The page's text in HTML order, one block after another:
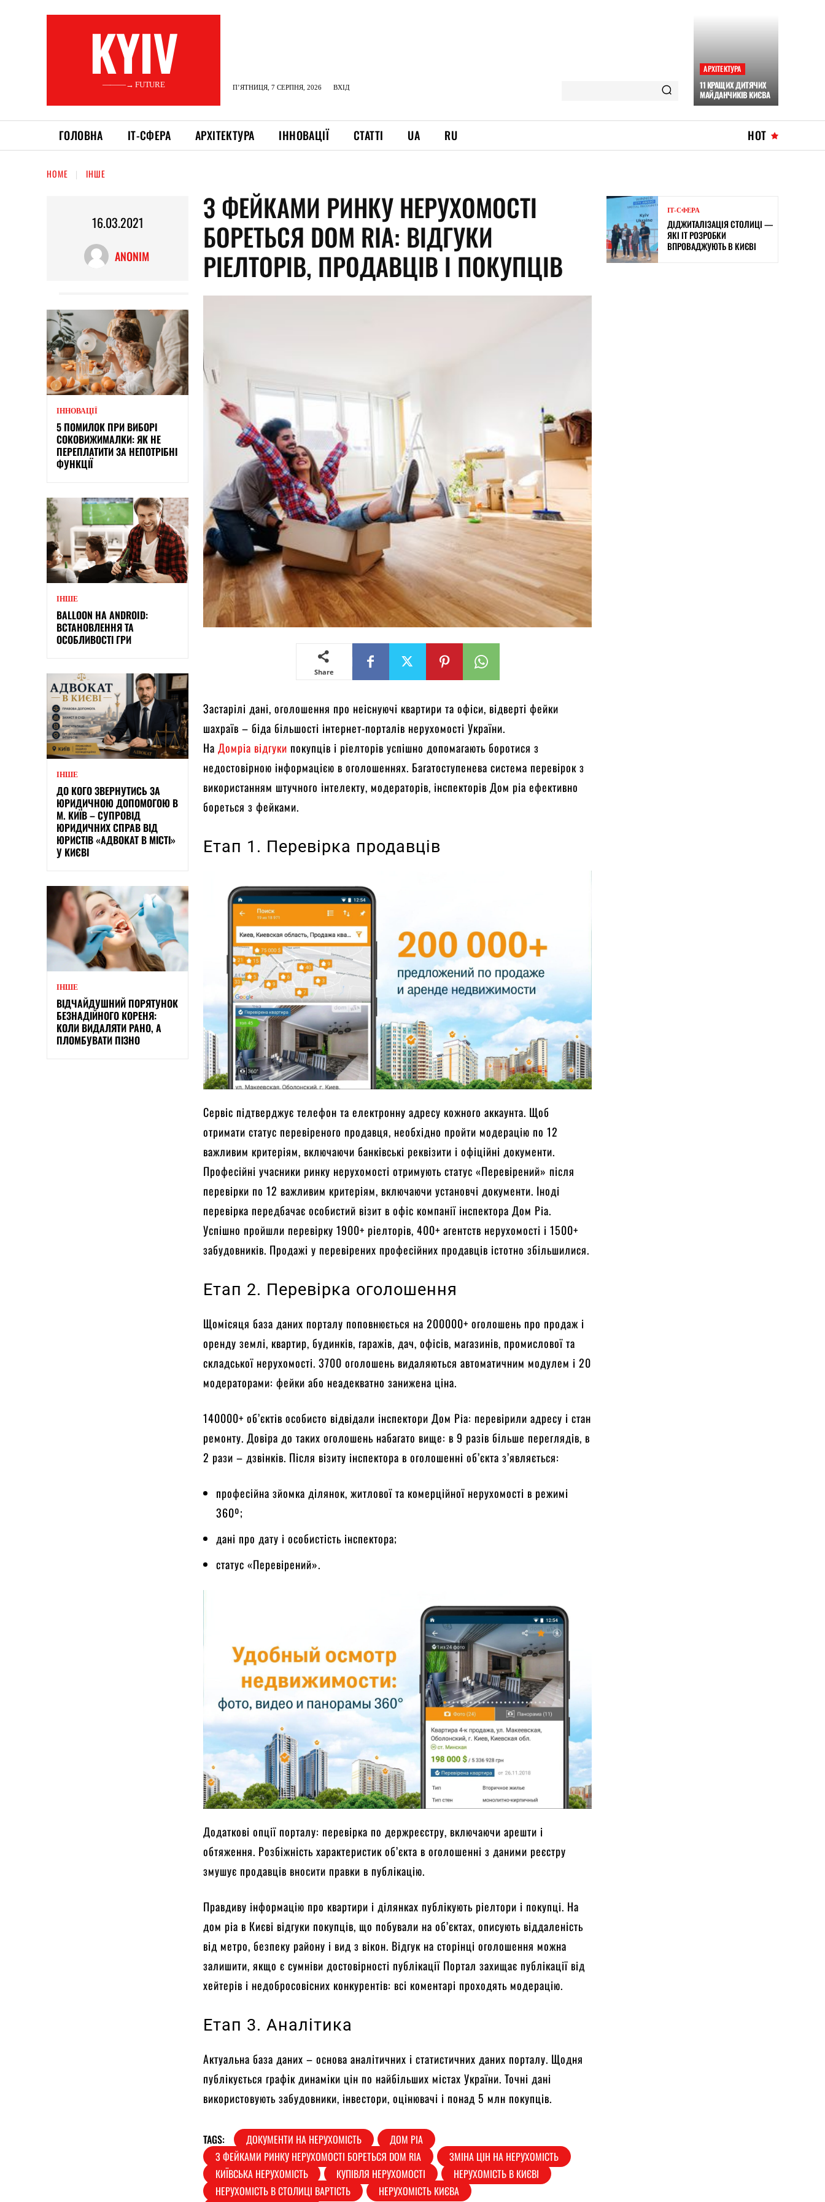
KYIV
———→ FUTURE П’ЯТНИЦЯ, 7 СЕРПНЯ, 2026 ВХІД
АРХІТЕКТУРА
11 КРАЩИХ ДИТЯЧИХ
МАЙДАНЧИКІВ КИЄВА
ГОЛОВНА ІТ-СФЕРА АРХІТЕКТУРА ІННОВАЦІЇ СТАТТІ UA RU HOT
HOME ІНШЕ
16.03.2021
ANONIM
ІННОВАЦІЇ
5 ПОМИЛОК ПРИ ВИБОРІ
СОКОВИЖИМАЛКИ: ЯК НЕ
ПЕРЕПЛАТИТИ ЗА НЕПОТРІБНІ
ФУНКЦІЇ
ІНШЕ
BALLOON НА ANDROID:
ВСТАНОВЛЕННЯ ТА
ОСОБЛИВОСТІ ГРИ
ІНШЕ
ДО КОГО ЗВЕРНУТИСЬ ЗА
ЮРИДИЧНОЮ ДОПОМОГОЮ В
М. КИЇВ – СУПРОВІД
ЮРИДИЧНИХ СПРАВ ВІД
ЮРИСТІВ «АДВОКАТ В МІСТІ»
У КИЄВІ
ІНШЕ
ВІДЧАЙДУШНИЙ ПОРЯТУНОК
БЕЗНАДІЙНОГО КОРЕНЯ:
КОЛИ ВИДАЛЯТИ РАНО, А
ПЛОМБУВАТИ ПІЗНО
З ФЕЙКАМИ РИНКУ НЕРУХОМОСТІ
БОРЕТЬСЯ DOM RIA: ВІДГУКИ
РІЕЛТОРІВ, ПРОДАВЦІВ І ПОКУПЦІВ
Share
Застарілі дані, оголошення про неіснуючі квартири та офіси, відверті фейки
шахраїв – біда більшості інтернет-порталів нерухомості України.
НаДомріа відгуки покупців і ріелторів успішно допомагають боротися з
недостовірною інформацією в оголошеннях. Багатоступенева система перевірок з
використанням штучного інтелекту, модераторів, інспекторів Дом ріа ефективно
бореться з фейками.
Етап 1. Перевірка продавців
Сервіс підтверджує телефон та електронну адресу кожного аккаунта. Щоб
отримати статус перевіреного продавця, необхідно пройти модерацію по 12
важливим критеріям, включаючи банківські реквізити і офіційні документи.
Професійні учасники ринку нерухомості отримують статус «Перевірений» після
перевірки по 12 важливим критеріям, включаючи установчі документи. Іноді
перевірка передбачає особистий візит в офіс компанії інспектора Дом Ріа.
Успішно пройшли перевірку 1900+ ріелторів, 400+ агентств нерухомості і 1500+
забудовників. Продажі у перевірених професійних продавців істотно збільшилися.
Етап 2. Перевірка оголошення
Щомісяця база даних порталу поповнюється на 200000+ оголошень про продаж і
оренду землі, квартир, будинків, гаражів, дач, офісів, магазинів, промислової та
складської нерухомості. 3700 оголошень видаляються автоматичним модулем і 20
модераторами: фейки або неадекватно занижена ціна.
140000+ об’єктів особисто відвідали інспектори Дом Ріа: перевірили адресу і стан
ремонту. Довіра до таких оголошень набагато вище: в 9 разів більше переглядів, в
2 рази – дзвінків. Після візиту інспектора в оголошенні об’єкта з’являється:
професійна зйомка ділянок, житлової та комерційної нерухомості в режимі
360º;
дані про дату і особистість інспектора;
статус «Перевірений».
Додаткові опції порталу: перевірка по держреєстру, включаючи арешти і
обтяження. Розбіжність характеристик об’єкта в оголошенні з даними реєстру
змушує продавців вносити правки в публікацію.
Правдиву інформацію про квартири і ділянках публікують ріелтори і покупці. На
дом ріа в Києві відгуки покупців, що побували на об’єктах, описують віддаленість
від метро, ​​безпеку району і вид з вікон. Відгук на сторінці оголошення можна
залишити, якщо є сумніви достовірності публікації Портал захищає публікації від
хейтерів і недобросовісних конкурентів: всі коментарі проходять модерацію.
Етап 3. Аналітика
Актуальна база даних – основа аналітичних і статистичних даних порталу. Щодня
публікується графік динаміки цін по найбільших містах України. Точні дані
використовують забудовники, інвестори, оцінювачі і понад 5 млн покупців.
TAGS: ДОКУМЕНТИ НА НЕРУХОМІСТЬ
ДОМ РІА
З ФЕЙКАМИ РИНКУ НЕРУХОМОСТІ БОРЕТЬСЯ DOM RIA
ЗМІНА ЦІН НА НЕРУХОМІСТЬ
КИЇВСЬКА НЕРУХОМІСТЬ
КУПІВЛЯ НЕРУХОМОСТІ
НЕРУХОМІСТЬ В КИЄВІ
НЕРУХОМІСТЬ В СТОЛИЦІ ВАРТІСТЬ
НЕРУХОМІСТЬ КИЄВА
ІТ-СФЕРА
ДІДЖИТАЛІЗАЦІЯ СТОЛИЦІ —
ЯКІ ІТ РОЗРОБКИ
ВПРОВАДЖУЮТЬ В КИЄВІ